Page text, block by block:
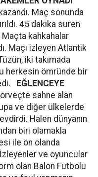
Maç sonunda
45 dakika süren
Maçta kahkahalar
Maçı izleyen Atlantik
iki takımada
herkesin ömründe bir
EĞLENCEYE
sahne alan
ve diğer ülkelerde
Halen dünyanın
biri olamakla
ile ön olanda
ve oyuncular
olan Balon Futbolu